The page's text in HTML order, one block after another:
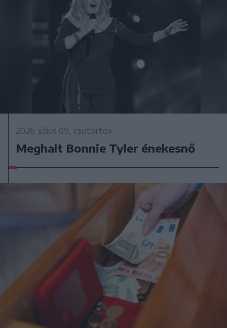
2026. július 09., csütörtök
Meghalt Bonnie Tyler énekesnő